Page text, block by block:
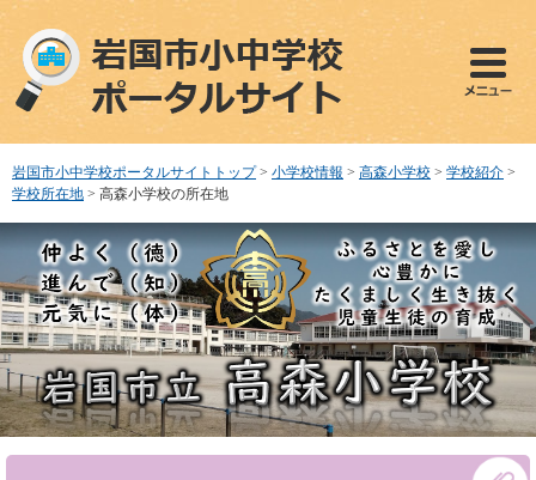
ペ
で
す
メ
ば
し
本
へ
岩国市小中学校ポータルサイトトップ > 小学校情報 > 高森小学校 > 学校紹介 >
学校所在地 > 高森小学校の所在地